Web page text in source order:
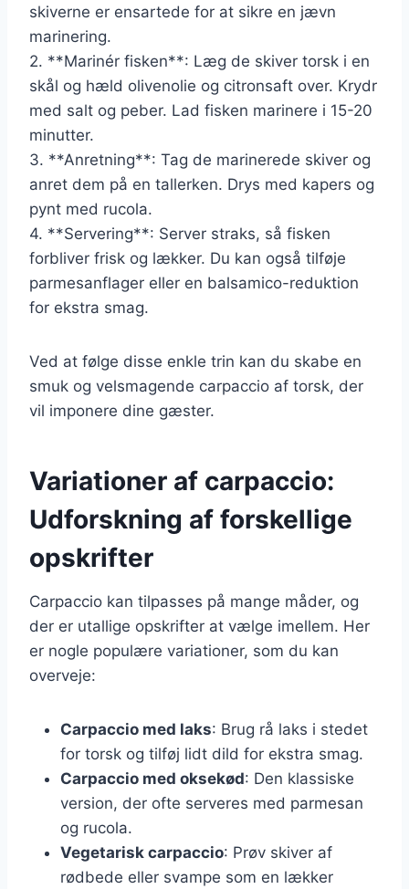
skiverne er ensartede for at sikre en jævn
marinering.
2. **Marinér fisken**: Læg de skiver torsk i en
skål og hæld olivenolie og citronsaft over. Krydr
med salt og peber. Lad fisken marinere i 15-20
minutter.
3. **Anretning**: Tag de marinerede skiver og
anret dem på en tallerken. Drys med kapers og
pynt med rucola.
4. **Servering**: Server straks, så fisken
forbliver frisk og lækker. Du kan også tilføje
parmesanflager eller en balsamico-reduktion
for ekstra smag.
Ved at følge disse enkle trin kan du skabe en
smuk og velsmagende carpaccio af torsk, der
vil imponere dine gæster.
Variationer af carpaccio:
Udforskning af forskellige
opskrifter
Carpaccio kan tilpasses på mange måder, og
der er utallige opskrifter at vælge imellem. Her
er nogle populære variationer, som du kan
overveje:
Carpaccio med laks: Brug rå laks i stedet
for torsk og tilføj lidt dild for ekstra smag.
Carpaccio med oksekød: Den klassiske
version, der ofte serveres med parmesan
og rucola.
Vegetarisk carpaccio: Prøv skiver af
rødbede eller svampe som en lækker